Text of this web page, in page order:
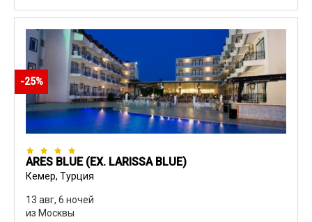
-25%
ARES BLUE (EX. LARISSA BLUE)
Кемер, Турция
13 авг, 6 ночей
из Москвы